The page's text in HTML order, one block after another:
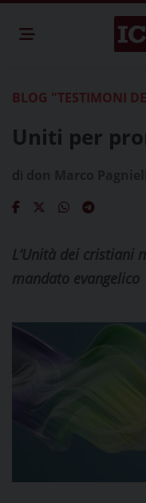
BLOG "TESTIMONI
Uniti per
di
L’Unità dei cristiani
mandato evangelico